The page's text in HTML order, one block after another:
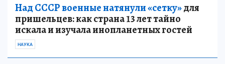
Над СССР военные натянули «сетку»для
пришельцев: как страна 13 лет тайно
искала и изучала инопланетных гостей
НАУКА